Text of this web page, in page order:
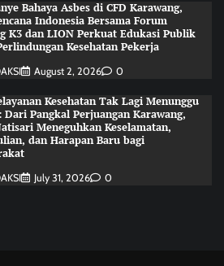
Bahaya Asbes di CFD Karawang,
Indonesia Bersama Forum
K3 dan LION Perkuat Edukasi Publik
Kesehatan Pekerja
August 2, 2026 0
Kesehatan Tak Lagi Menunggu
Dari Pangkal Perjuangan Karawang,
Meneguhkan Keselamatan,
dan Harapan Baru bagi
July 31, 2026 0